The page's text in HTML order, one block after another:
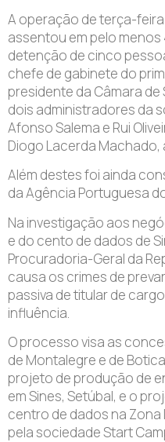
A operação de terça-
assentou em pelo menos
detenção de cinco
chefe de gabinete do
presidente da Câmara de
dois administradores da
Afonso Salema e Rui
Diogo Lacerda
Além destes foi ainda
da Agência Portuguesa
Na investigação aos
e do cento de dados de
Procuradoria-Geral da
causa os crimes de
passiva de titular de
influência.
O processo visa as
de Montalegre e de
projeto de produção de
em Sines, Setúbal, e o
centro de dados na Zona
pela sociedade Start